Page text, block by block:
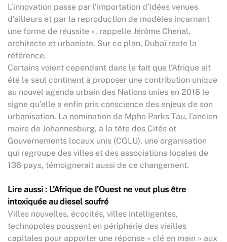
L’innovation passe par l’importation d’idées venues
d’ailleurs et par la reproduction de modèles incarnant
une forme de réussite », rappelle Jérôme Chenal,
architecte et urbaniste. Sur ce plan, Dubaï reste la
référence.
Certains voient cependant dans le fait que l’Afrique ait
été le seul continent à proposer une contribution unique
au nouvel agenda urbain des Nations unies en 2016 le
signe qu’elle a enfin pris conscience des enjeux de son
urbanisation. La nomination de Mpho Parks Tau, l’ancien
maire de Johannesburg, à la tête des Cités et
Gouvernements locaux unis (CGLU), une organisation
qui regroupe des villes et des associations locales de
136 pays, témoignerait aussi de ce changement.
Lire aussi : L’Afrique de l’Ouest ne veut plus être
intoxiquée au diesel soufré
Villes nouvelles, écocités, villes intelligentes,
technopoles poussent en périphérie des vieilles
capitales pour apporter une réponse « clé en main » aux